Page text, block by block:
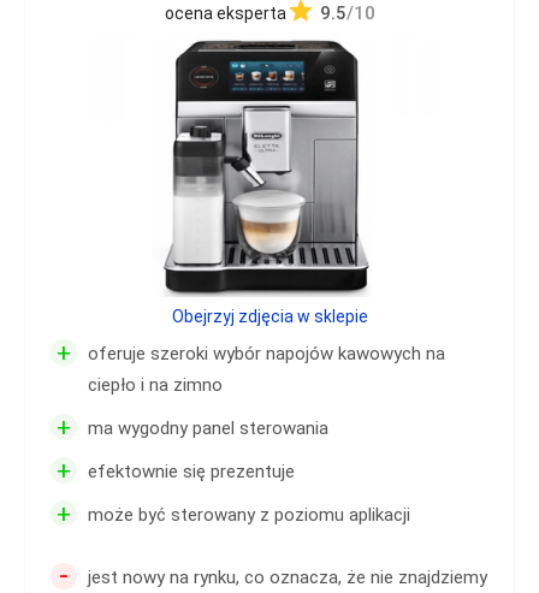
ocena eksperta 9.5/10
+
oferuje szeroki wybór napojów kawowych na
ciepło i na zimno
+ ma wygodny panel sterowania
+ efektownie się prezentuje
+ może być sterowany z poziomu aplikacji
-
jest nowy na rynku, co oznacza, że nie znajdziemy
Obejrzyj zdjęcia w sklepie